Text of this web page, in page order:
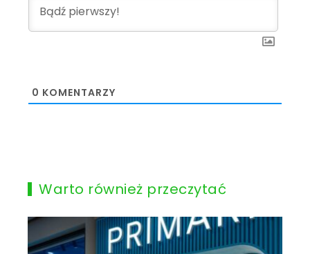
0 KOMENTARZY
Warto również przeczytać